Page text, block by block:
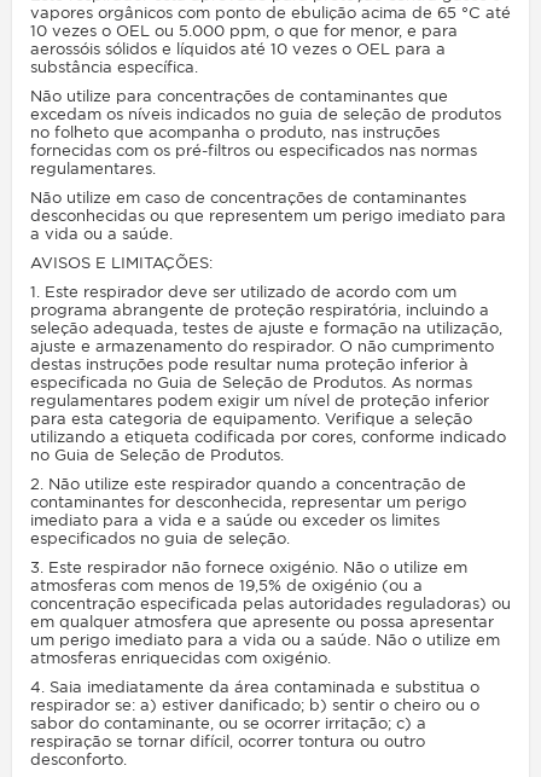
vapores orgânicos com ponto de ebulição acima de 65 °C até
10 vezes o OEL ou 5.000 ppm, o que for menor, e para
aerossóis sólidos e líquidos até 10 vezes o OEL para a
substância específica.
Não utilize para concentrações de contaminantes que
excedam os níveis indicados no guia de seleção de produtos
no folheto que acompanha o produto, nas instruções
fornecidas com os pré-filtros ou especificados nas normas
regulamentares.
Não utilize em caso de concentrações de contaminantes
desconhecidas ou que representem um perigo imediato para
a vida ou a saúde.
AVISOS E LIMITAÇÕES:
1. Este respirador deve ser utilizado de acordo com um
programa abrangente de proteção respiratória, incluindo a
seleção adequada, testes de ajuste e formação na utilização,
ajuste e armazenamento do respirador. O não cumprimento
destas instruções pode resultar numa proteção inferior à
especificada no Guia de Seleção de Produtos. As normas
regulamentares podem exigir um nível de proteção inferior
para esta categoria de equipamento. Verifique a seleção
utilizando a etiqueta codificada por cores, conforme indicado
no Guia de Seleção de Produtos.
2. Não utilize este respirador quando a concentração de
contaminantes for desconhecida, representar um perigo
imediato para a vida e a saúde ou exceder os limites
especificados no guia de seleção.
3. Este respirador não fornece oxigénio. Não o utilize em
atmosferas com menos de 19,5% de oxigénio (ou a
concentração especificada pelas autoridades reguladoras) ou
em qualquer atmosfera que apresente ou possa apresentar
um perigo imediato para a vida ou a saúde. Não o utilize em
atmosferas enriquecidas com oxigénio.
4. Saia imediatamente da área contaminada e substitua o
respirador se: a) estiver danificado; b) sentir o cheiro ou o
sabor do contaminante, ou se ocorrer irritação; c) a
respiração se tornar difícil, ocorrer tontura ou outro
desconforto.